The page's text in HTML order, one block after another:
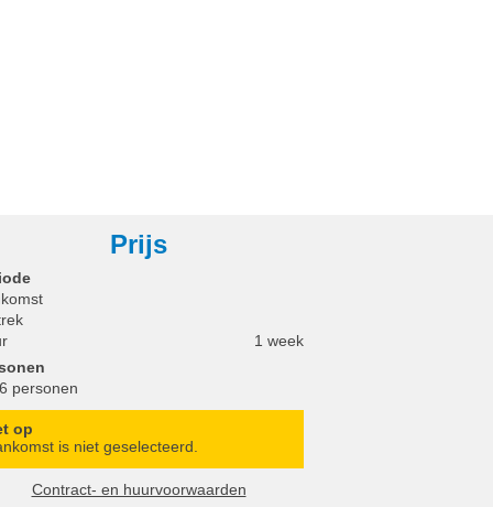
Prijs
1 week
personen
op
is niet geselecteerd.
Contract- en huurvoorwaarden